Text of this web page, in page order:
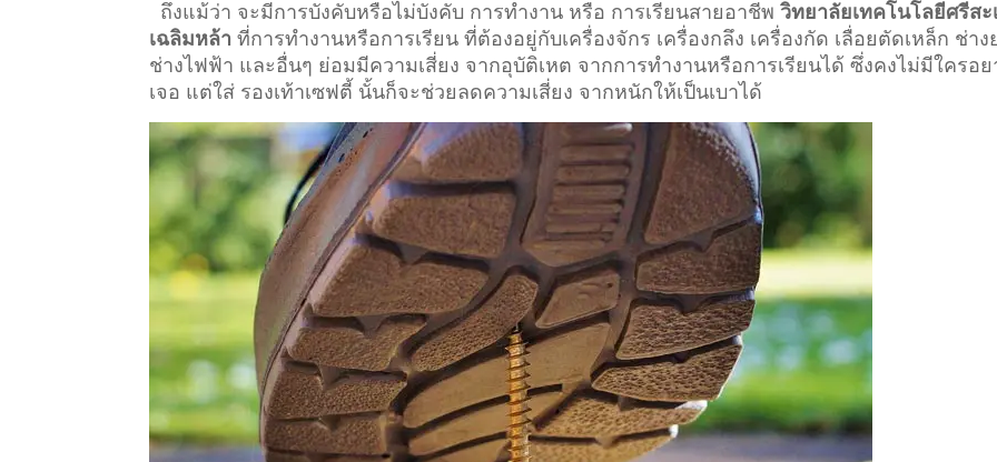
ถึงแม้ว่า จะมีการบังคับหรือไม่บังคับ การทำงาน หรือ การเรียนสายอาชีพวิทยาลัยเทคโนโลยีศรีสะ
เฉลิมหล้า ที่การทำงานหรือการเรียน ที่ต้องอยู่กับเครื่องจักร เครื่องกลึง เครื่องกัด เลื่อยตัดเหล็ก ช่า
ช่างไฟฟ้า และอื่นๆ ย่อมมีความเสี่ยง จากอุบัติเหต จากการทำงานหรือการเรียนได้ ซึ่งคงไม่มีใครอย
เจอ แต่ใส่ รองเท้าเซฟตี้ นั้นก็จะช่วยลดความเสี่ยง จากหนักให้เป็นเบาได้